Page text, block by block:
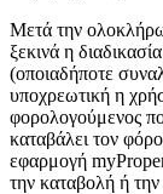
Μετά την
ξεκινά η
(οποιαδήποτε
υποχρεωτική η
φορολογούμενος
καταβάλει τον
εφαρμογή
την καταβολή ή